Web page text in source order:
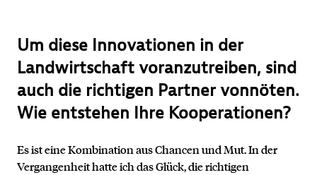
Um diese Innovationen in der
Landwirtschaft voranzutreiben, sind
auch die richtigen Partner vonnöten.
Wie entstehen Ihre Kooperationen?
Es ist eine Kombination aus Chancen und Mut. In der
Vergangenheit hatte ich das Glück, die richtigen